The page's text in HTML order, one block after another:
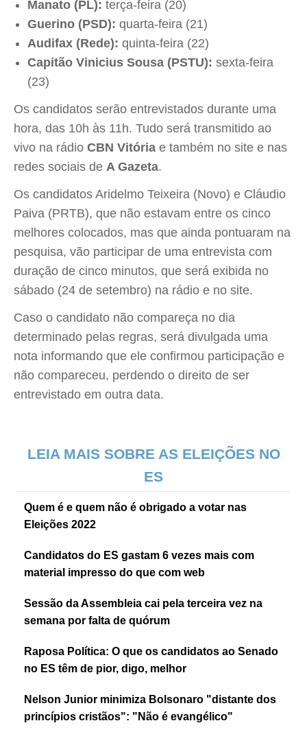
Manato (PL): terça-feira (20)
Guerino (PSD): quarta-feira (21)
Audifax (Rede): quinta-feira (22)
Capitão Vinicius Sousa (PSTU): sexta-feira
(23)
Os candidatos serão entrevistados durante uma
hora, das 10h às 11h. Tudo será transmitido ao
vivo na rádio CBN Vitória e também no site e nas
redes sociais de A Gazeta.
Os candidatos Aridelmo Teixeira (Novo) e Cláudio
Paiva (PRTB), que não estavam entre os cinco
melhores colocados, mas que ainda pontuaram na
pesquisa, vão participar de uma entrevista com
duração de cinco minutos, que será exibida no
sábado (24 de setembro) na rádio e no site.
Caso o candidato não compareça no dia
determinado pelas regras, será divulgada uma
nota informando que ele confirmou participação e
não compareceu, perdendo o direito de ser
entrevistado em outra data.
LEIA MAIS SOBRE AS ELEIÇÕES NO
ES
Quem é e quem não é obrigado a votar nas
Eleições 2022
Candidatos do ES gastam 6 vezes mais com
material impresso do que com web
Sessão da Assembleia cai pela terceira vez na
semana por falta de quórum
Raposa Política: O que os candidatos ao Senado
no ES têm de pior, digo, melhor
Nelson Junior minimiza Bolsonaro "distante dos
princípios cristãos": "Não é evangélico"